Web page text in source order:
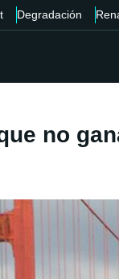
Degradación
no